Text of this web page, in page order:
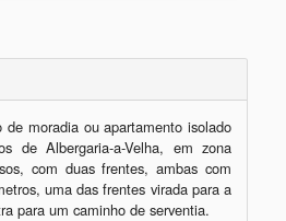
de moradia ou apartamento isolado
de Albergaria-a-Velha, em zona
com duas frentes, ambas com
uma das frentes virada para a
para um caminho de serventia.